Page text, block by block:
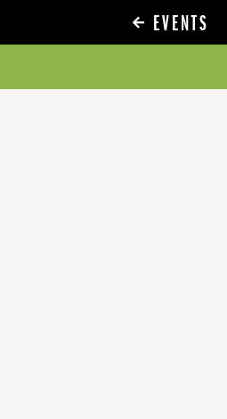
EVENTS